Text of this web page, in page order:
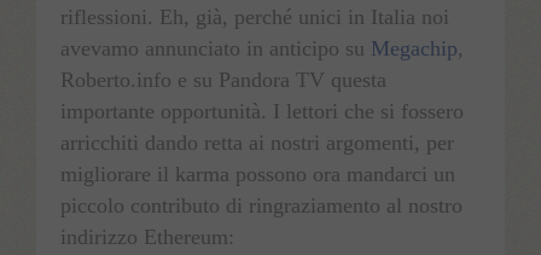
riflessioni. Eh, già, perché unici in Italia noi
avevamo annunciato in anticipo su Megachip,
Roberto.info e su Pandora TV questa
importante opportunità. I lettori che si fossero
arricchiti dando retta ai nostri argomenti, per
migliorare il karma possono ora mandarci un
piccolo contributo di ringraziamento al nostro
indirizzo Ethereum: